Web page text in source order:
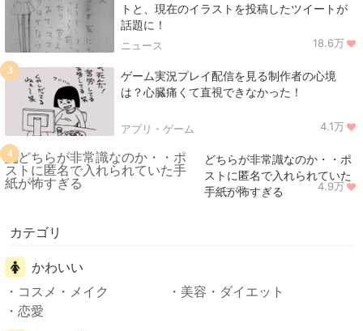
トと、現在のイラストを投稿したツイートが
話題に！
ニュース 18.6万
ゲーム実況プレイ配信を見る制作者の心境
は？心臓痛くて直視できなかった！
アプリ・ゲーム 4.1万
3
どちらが非常識なのか・・ポ
ストに匿名で入れられていた
手紙が怖すぎる
ニュース 4.9万
4
カテゴリ
かわいい
コスメ・メイク
美容・ダイエット
恋愛